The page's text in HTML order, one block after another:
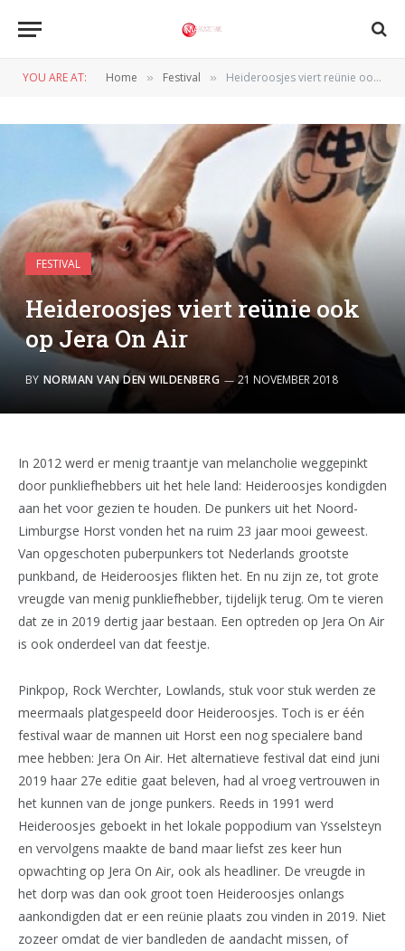
YOU ARE AT: Home » Festival » Heideroosjes viert reünie ook op Jera On Air
FESTIVAL
Heideroosjes viert reünie ook
op Jera On Air
BY NORMAN VAN DEN WILDENBERG 21 NOVEMBER 2018
In 2012 werd er menig traantje van melancholie weggepinkt
door punkliefhebbers uit het hele land: Heideroosjes kondigden
aan het voor gezien te houden. De punkers uit het Noord-
Limburgse Horst vonden het na ruim 23 jaar mooi geweest.
Van opgeschoten puberpunkers tot Nederlands grootste
punkband, de Heideroosjes flikten het. En nu zijn ze, tot grote
vreugde van menig punkliefhebber, tijdelijk terug. Om te vieren
dat ze in 2019 dertig jaar bestaan. Een optreden op Jera On Air
is ook onderdeel van dat feestje.
Pinkpop, Rock Werchter, Lowlands, stuk voor stuk werden ze
meermaals platgespeeld door Heideroosjes. Toch is er één
festival waar de mannen uit Horst een nog specialere band
mee hebben: Jera On Air. Het alternatieve festival dat eind juni
2019 haar 27e editie gaat beleven, had al vroeg vertrouwen in
het kunnen van de jonge punkers. Reeds in 1991 werd
Heideroosjes geboekt in het lokale poppodium van Ysselsteyn
en vervolgens maakte de band maar liefst zes keer hun
opwachting op Jera On Air, ook als headliner. De vreugde in
het dorp was dan ook groot toen Heideroosjes onlangs
aankondigden dat er een reünie plaats zou vinden in 2019. Niet
zozeer omdat de vier bandleden de aandacht missen, of